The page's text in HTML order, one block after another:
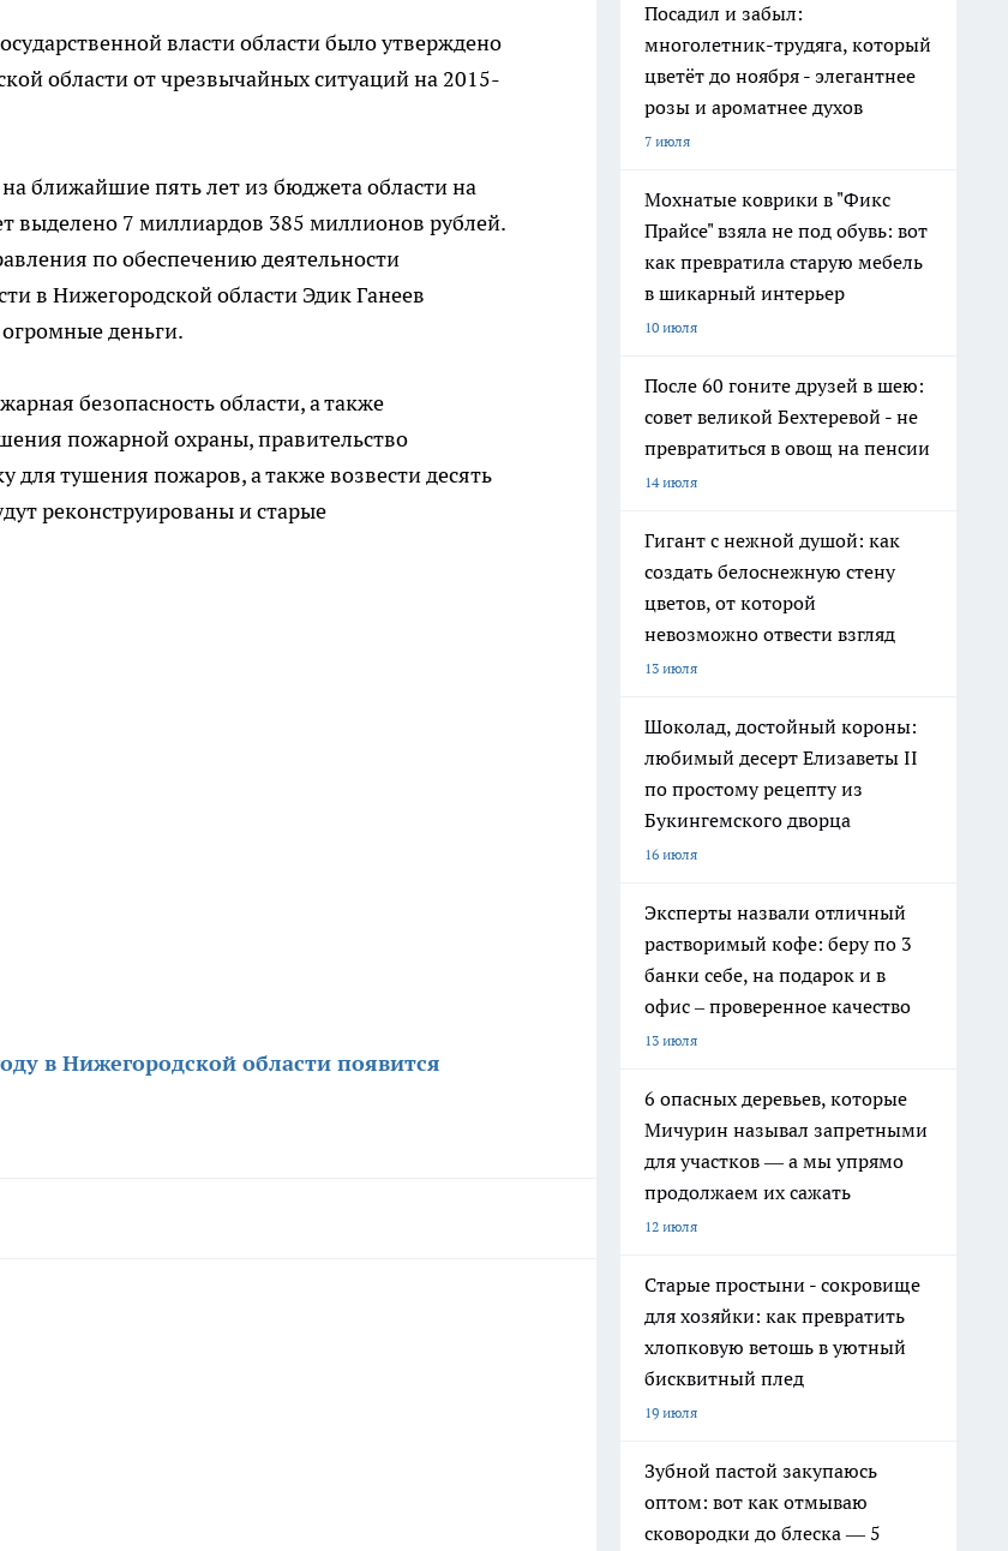
власти области было утверждено
области от чрезвычайных ситуаций на 2015-
ближайшие пять лет из бюджета области на
выделено 7 миллиардов 385 миллионов рублей.
по обеспечению деятельности
в Нижегородской области Эдик Ганеев
деньги.
безопасность области, а также
пожарной охраны, правительство
тушения пожаров, а также возвести десять
реконструированы и старые
в Нижегородской области появится
Посадил и забыл:
многолетник-трудяга, который
цветёт до ноября - элегантнее
розы и ароматнее духов
7 июля
Мохнатые коврики в "Фикс
Прайсе" взяла не под обувь: вот
как превратила старую мебель
в шикарный интерьер
10 июля
После 60 гоните друзей в шею:
совет великой Бехтеревой - не
превратиться в овощ на пенсии
14 июля
Гигант с нежной душой: как
создать белоснежную стену
цветов, от которой
невозможно отвести взгляд
13 июля
Шоколад, достойный короны:
любимый десерт Елизаветы II
по простому рецепту из
Букингемского дворца
16 июля
Эксперты назвали отличный
растворимый кофе: беру по 3
банки себе, на подарок и в
офис – проверенное качество
13 июля
6 опасных деревьев, которые
Мичурин называл запретными
для участков — а мы упрямо
продолжаем их сажать
12 июля
Старые простыни - сокровище
для хозяйки: как превратить
хлопковую ветошь в уютный
бисквитный плед
19 июля
Зубной пастой закупаюсь
оптом: вот как отмываю
сковородки до блеска — 5